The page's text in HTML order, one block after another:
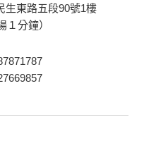
生東路五段90號1樓
１分鐘）